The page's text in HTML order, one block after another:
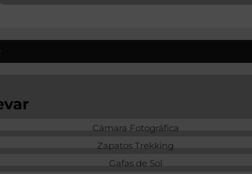
Cámara Fotográfica
Zapatos Trekking
Gafas de Sol